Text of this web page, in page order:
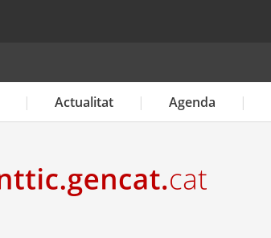
Actualitat Agenda